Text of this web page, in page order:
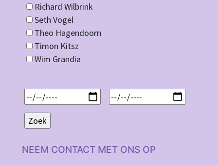
Richard Wilbrink
Seth Vogel
Theo Hagendoorn
Timon Kitsz
Wim Grandia
NEEM CONTACT MET ONS OP